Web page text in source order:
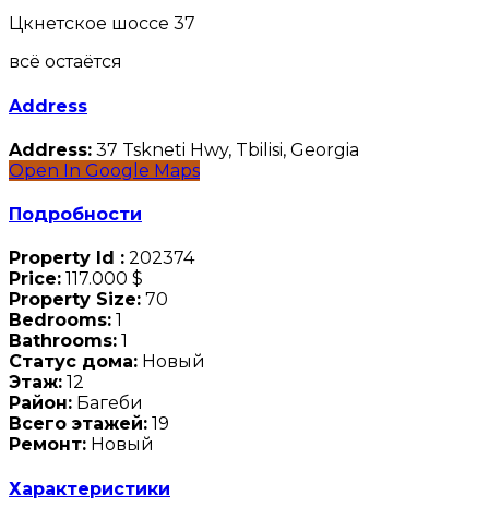
Цкнетское шоссе 37
всё остаётся
Address
Address: 37 Tskneti Hwy, Tbilisi, Georgia
Open In Google Maps
Подробности
Property Id : 202374
Price: 117.000 $
Property Size: 70
Bedrooms: 1
Bathrooms: 1
Статус дома: Новый
Этаж: 12
Район: Багеби
Всего этажей: 19
Ремонт: Новый
Характеристики